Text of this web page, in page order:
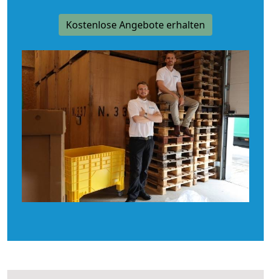
Kostenlose Angebote erhalten